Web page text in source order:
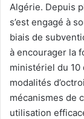
Algérie. Depuis
s’est engagé à
biais de
à encourager la
ministériel du
modalités
mécanismes de
utilisation